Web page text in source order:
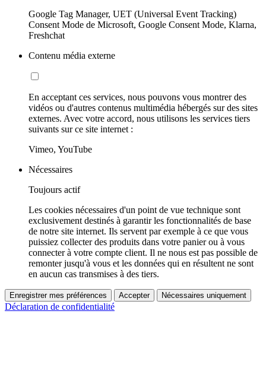
Google Tag Manager, UET (Universal Event Tracking)
Consent Mode de Microsoft, Google Consent Mode, Klarna,
Freshchat
Contenu média externe
En acceptant ces services, nous pouvons vous montrer des
vidéos ou d'autres contenus multimédia hébergés sur des sites
externes. Avec votre accord, nous utilisons les services tiers
suivants sur ce site internet :
Vimeo, YouTube
Nécessaires
Toujours actif
Les cookies nécessaires d'un point de vue technique sont
exclusivement destinés à garantir les fonctionnalités de base
de notre site internet. Ils servent par exemple à ce que vous
puissiez collecter des produits dans votre panier ou à vous
connecter à votre compte client. Il ne nous est pas possible de
remonter jusqu'à vous et les données qui en résultent ne sont
en aucun cas transmises à des tiers.
Enregistrer mes préférences Accepter Nécessaires uniquement
Déclaration de confidentialité